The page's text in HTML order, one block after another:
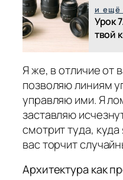
и ещё
Урок
твой
Я же, в отличие от
позволяю линиям
управляю ими. Я
заставляю
смотрит туда, куда
вас торчит
Архитектура как